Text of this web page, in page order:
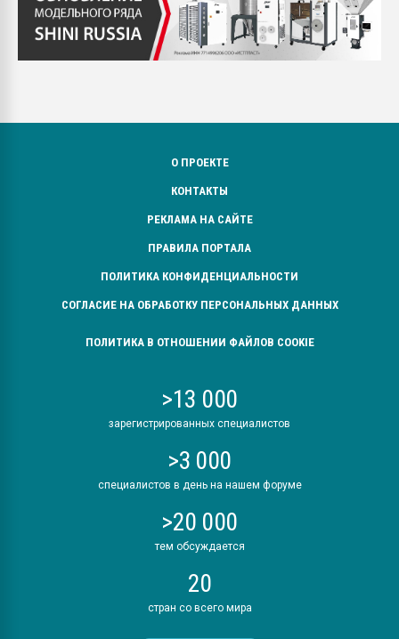
О ПРОЕКТЕ
КОНТАКТЫ
РЕКЛАМА НА САЙТЕ
ПРАВИЛА ПОРТАЛА
ПОЛИТИКА КОНФИДЕНЦИАЛЬНОСТИ
СОГЛАСИЕ НА ОБРАБОТКУ ПЕРСОНАЛЬНЫХ ДАННЫХ
ПОЛИТИКА В ОТНОШЕНИИ ФАЙЛОВ COOKIE
>13 000
зарегистрированных специалистов
>3 000
специалистов в день на нашем форуме
>20 000
тем обсуждается
20
стран со всего мира